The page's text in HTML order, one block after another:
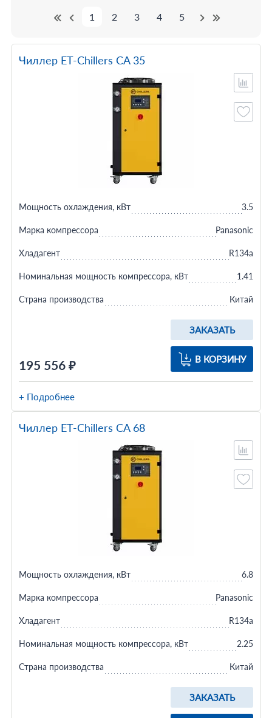
1
2 3 4 5
Чиллер ET-Chillers CA 35
195 556 ₽
ЗАКАЗАТЬ
В КОРЗИНУ
Мощность охлаждения, кВт 3.5
Марка компрессора Panasonic
Хладагент R134a
Номинальная мощность компрессора, кВт 1.41
Страна производства Китай
+ Подробнее
Чиллер ET-Chillers CA 68
ЗАКАЗАТЬ
Мощность охлаждения, кВт 6.8
Марка компрессора Panasonic
Хладагент R134a
Номинальная мощность компрессора, кВт 2.25
Страна производства Китай